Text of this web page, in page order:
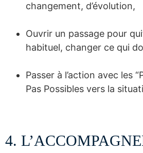
changement, d’évolution,
Ouvrir un passage pour
habituel, changer ce qui
Passer à l’action avec les
Pas Possibles vers la
4.